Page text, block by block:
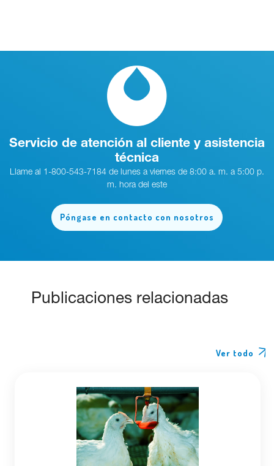
Servicio de atención al cliente y asistencia
técnica
Llame al 1-800-543-7184 de lunes a viernes de 8:00 a. m. a 5:00 p.
m. hora del este
Póngase en contacto con nosotros
Publicaciones relacionadas
Ver todo